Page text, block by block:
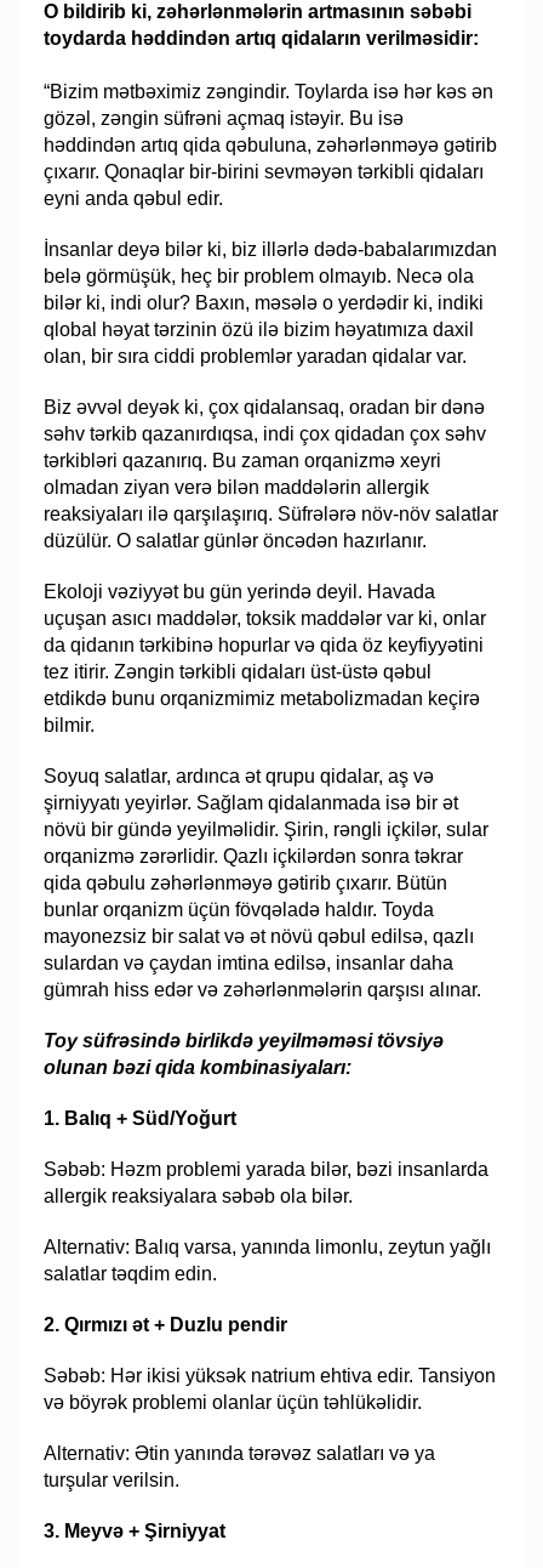
O bildirib ki, zəhərlənmələrin artmasının səbəbi
toydarda həddindən artıq qidaların verilməsidir:
“Bizim mətbəximiz zəngindir. Toylarda isə hər kəs ən
gözəl, zəngin süfrəni açmaq istəyir. Bu isə
həddindən artıq qida qəbuluna, zəhərlənməyə gətirib
çıxarır. Qonaqlar bir-birini sevməyən tərkibli qidaları
eyni anda qəbul edir.
İnsanlar deyə bilər ki, biz illərlə dədə-babalarımızdan
belə görmüşük, heç bir problem olmayıb. Necə ola
bilər ki, indi olur? Baxın, məsələ o yerdədir ki, indiki
qlobal həyat tərzinin özü ilə bizim həyatımıza daxil
olan, bir sıra ciddi problemlər yaradan qidalar var.
Biz əvvəl deyək ki, çox qidalansaq, oradan bir dənə
səhv tərkib qazanırdıqsa, indi çox qidadan çox səhv
tərkibləri qazanırıq. Bu zaman orqanizmə xeyri
olmadan ziyan verə bilən maddələrin allergik
reaksiyaları ilə qarşılaşırıq. Süfrələrə növ-növ salatlar
düzülür. O salatlar günlər öncədən hazırlanır.
Ekoloji vəziyyət bu gün yerində deyil. Havada
uçuşan asıcı maddələr, toksik maddələr var ki, onlar
da qidanın tərkibinə hopurlar və qida öz keyfiyyətini
tez itirir. Zəngin tərkibli qidaları üst-üstə qəbul
etdikdə bunu orqanizmimiz metabolizmadan keçirə
bilmir.
Soyuq salatlar, ardınca ət qrupu qidalar, aş və
şirniyyatı yeyirlər. Sağlam qidalanmada isə bir ət
növü bir gündə yeyilməlidir. Şirin, rəngli içkilər, sular
orqanizmə zərərlidir. Qazlı içkilərdən sonra təkrar
qida qəbulu zəhərlənməyə gətirib çıxarır. Bütün
bunlar orqanizm üçün fövqəladə haldır. Toyda
mayonezsiz bir salat və ət növü qəbul edilsə, qazlı
sulardan və çaydan imtina edilsə, insanlar daha
gümrah hiss edər və zəhərlənmələrin qarşısı alınar.
Toy süfrəsində birlikdə yeyilməməsi tövsiyə
olunan bəzi qida kombinasiyaları:
1. Balıq + Süd/Yoğurt
Səbəb: Həzm problemi yarada bilər, bəzi insanlarda
allergik reaksiyalara səbəb ola bilər.
Alternativ: Balıq varsa, yanında limonlu, zeytun yağlı
salatlar təqdim edin.
2. Qırmızı ət + Duzlu pendir
Səbəb: Hər ikisi yüksək natrium ehtiva edir. Tansiyon
və böyrək problemi olanlar üçün təhlükəlidir.
Alternativ: Ətin yanında tərəvəz salatları və ya
turşular verilsin.
3. Meyvə + Şirniyyat